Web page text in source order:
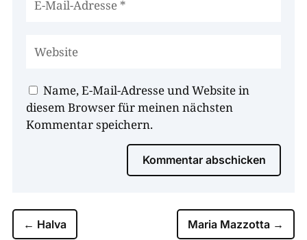
Name, E-Mail-Adresse und Website in
diesem Browser für meinen nächsten
Kommentar speichern.
Kommentar abschicken
← Halva Maria Mazzotta →